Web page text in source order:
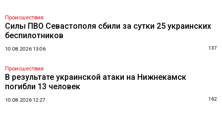
Происшествия
Силы ПВО Севастополя сбили за сутки 25 украинских
беспилотников
10.08.2026 13:06 137
Происшествия
В результате украинской атаки на Нижнекамск
погибли 13 человек
10.08.2026 12:27 162